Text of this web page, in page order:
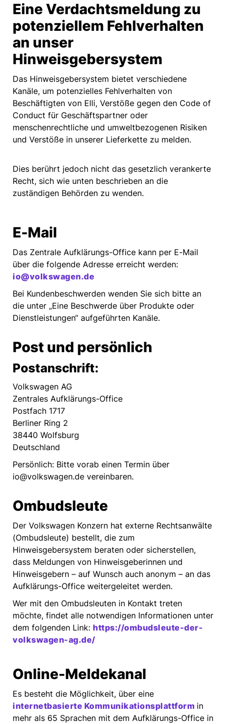
Eine Verdachtsmeldung zu
potenziellem Fehlverhalten
an unser
Hinweisgebersystem
Das Hinweisgebersystem bietet verschiedene
Kanäle, um potenzielles Fehlverhalten von
Beschäftigten von Elli, Verstöße gegen den Code of
Conduct für Geschäftspartner oder
menschenrechtliche und umweltbezogenen Risiken
und Verstöße in unserer Lieferkette zu melden.
Dies berührt jedoch nicht das gesetzlich verankerte
Recht, sich wie unten beschrieben an die
zuständigen Behörden zu wenden.
E-Mail
Das Zentrale Aufklärungs-Office kann per E-Mail
über die folgende Adresse erreicht werden:
io@volkswagen.de
Bei Kundenbeschwerden wenden Sie sich bitte an
die unter „Eine Beschwerde über Produkte oder
Dienstleistungen“ aufgeführten Kanäle.
Post und persönlich
Postanschrift:
Volkswagen AG
Zentrales Aufklärungs-Office
Postfach 1717
Berliner Ring 2
38440 Wolfsburg
Deutschland
Persönlich: Bitte vorab einen Termin über
io@volkswagen.de vereinbaren.
Ombudsleute
Der Volkswagen Konzern hat externe Rechtsanwälte
(Ombudsleute) bestellt, die zum
Hinweisgebersystem beraten oder sicherstellen,
dass Meldungen von Hinweisgeberinnen und
Hinweisgebern – auf Wunsch auch anonym – an das
Aufklärungs-Office weitergeleitet werden.
Wer mit den Ombudsleuten in Kontakt treten
möchte, findet alle notwendigen Informationen unter
dem folgenden Link: https://ombudsleute-der-
volkswagen-ag.de/
Online-Meldekanal
Es besteht die Möglichkeit, über eine
internetbasierte Kommunikationsplattform in
mehr als 65 Sprachen mit dem Aufklärungs-Office in